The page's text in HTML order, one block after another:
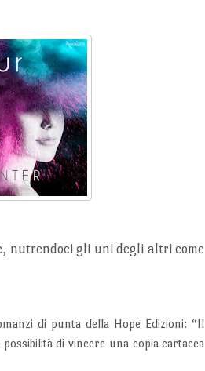
nutrendoci gli uni degli altri come
di punta della Hope Edizioni: “Il
di vincere una copia cartacea